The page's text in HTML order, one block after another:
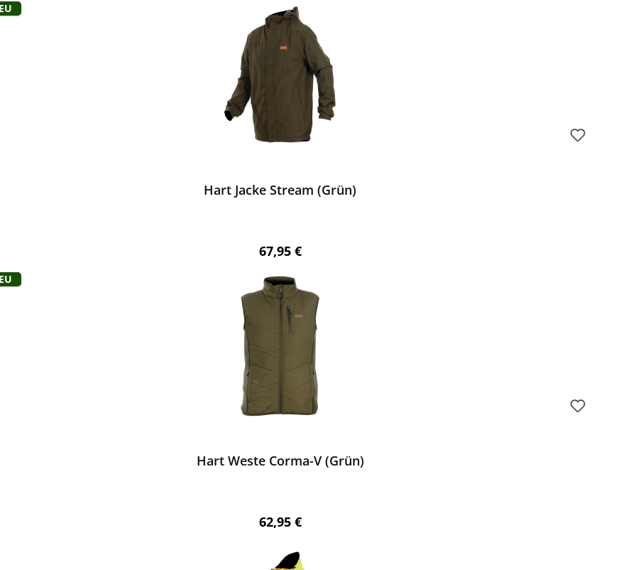
Hart Jacke Stream (Grün)
Regulärer Preis:
67,95 €
Hart Weste Corma-V (Grün)
Regulärer Preis:
62,95 €